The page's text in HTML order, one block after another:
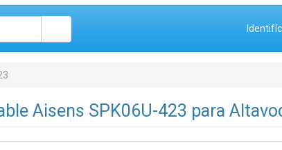
Aisens SPK06U-423 para